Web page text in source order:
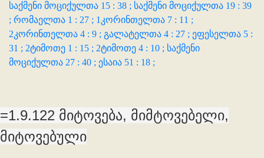
საქმენი მოციქულთა 15 : 38 ; საქმენი მოციქულთა 19 : 39
; რომაელთა 1 : 27 ; 1კორინთელთა 7 : 11 ;
2კორინთელთა 4 : 9 ; გალატელთა 4 : 27 ; ეფესელთა 5 :
31 ; 2ტიმოთე 1 : 15 ; 2ტიმოთე 4 : 10 ; საქმენი
მოციქულთა 27 : 40 ; ესაია 51 : 18 ;
=1.9.122 მიტოვება, მიმტოვებელი,
მიტოვებული